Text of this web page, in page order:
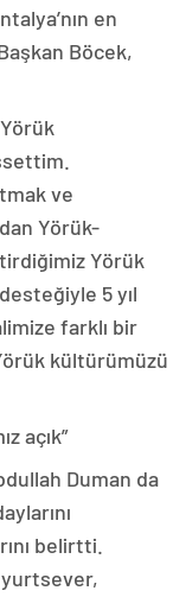
en
Böcek,
ve
Yörük-
Yörük
5 yıl
farklı bir
kültürümüzü
açık”
Duman da
belirtti.
yurtsever,